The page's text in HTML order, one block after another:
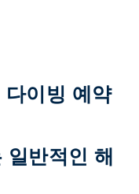
이빙 예약
반적인 해